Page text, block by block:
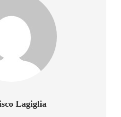
Lagiglia